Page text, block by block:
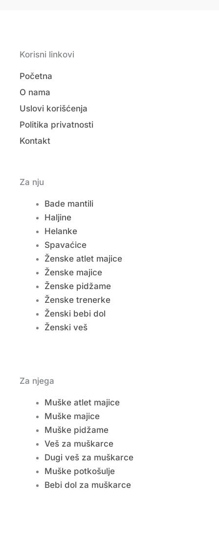
Korisni linkovi
Početna
O nama
Uslovi korišćenja
Politika privatnosti
Kontakt
Za nju
Bade mantili
Haljine
Helanke
Spavaćice
Ženske atlet majice
Ženske majice
Ženske pidžame
Ženske trenerke
Ženski bebi dol
Ženski veš
Za njega
Muške atlet majice
Muške majice
Muške pidžame
Veš za muškarce
Dugi veš za muškarce
Muške potkošulje
Bebi dol za muškarce